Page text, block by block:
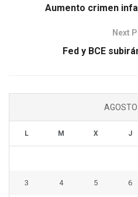
Aumento crimen
Next
Fed y BCE
L M X J
3 4 5 6